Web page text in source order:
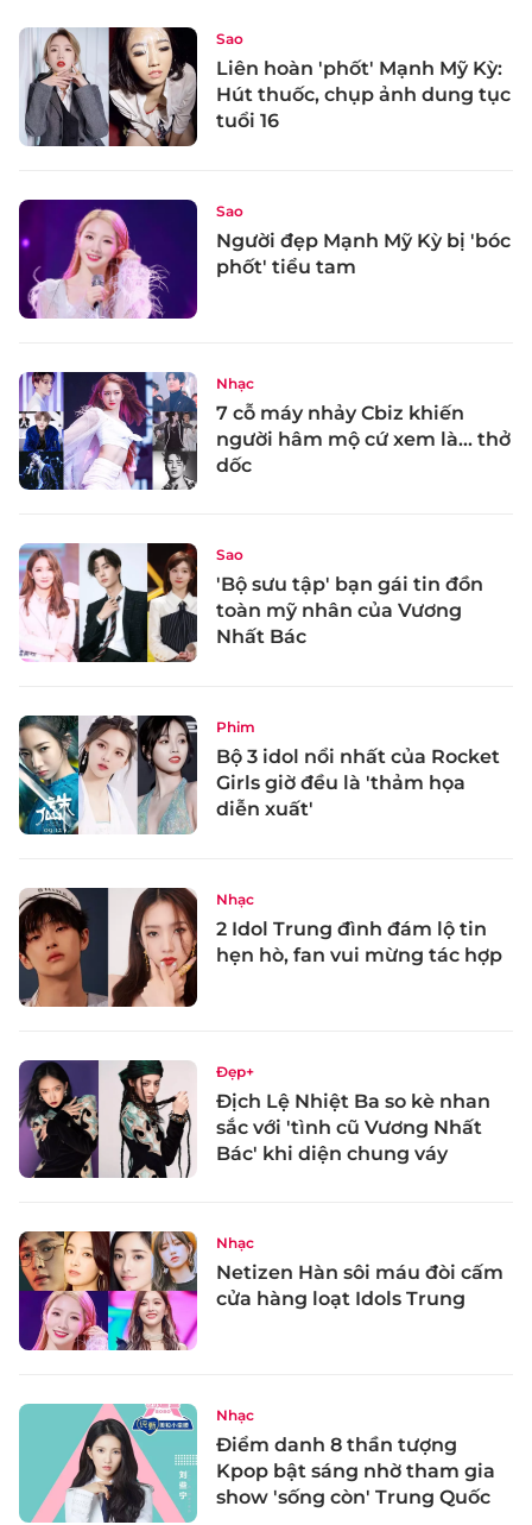
Sao
Liên hoàn 'phốt' Mạnh Mỹ Kỳ:
Hút thuốc, chụp ảnh dung tục
tuổi 16
Sao
Người đẹp Mạnh Mỹ Kỳ bị 'bóc
phốt' tiểu tam
Nhạc
7 cỗ máy nhảy Cbiz khiến
người hâm mộ cứ xem là... thở
dốc
Sao
'Bộ sưu tập' bạn gái tin đồn
toàn mỹ nhân của Vương
Nhất Bác
Phim
Bộ 3 idol nổi nhất của Rocket
Girls giờ đều là 'thảm họa
diễn xuất'
Nhạc
2 Idol Trung đình đám lộ tin
hẹn hò, fan vui mừng tác hợp
Đẹp+
Địch Lệ Nhiệt Ba so kè nhan
sắc với 'tình cũ Vương Nhất
Bác' khi diện chung váy
Nhạc
Netizen Hàn sôi máu đòi cấm
cửa hàng loạt Idols Trung
Nhạc
Điểm danh 8 thần tượng
Kpop bật sáng nhờ tham gia
show 'sống còn' Trung Quốc